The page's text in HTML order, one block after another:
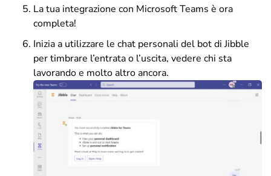
La tua integrazione con Microsoft Teams è ora
completa!
Inizia a utilizzare le chat personali del bot di Jibble
per timbrare l’entrata o l’uscita, vedere chi sta
lavorando e molto altro ancora.